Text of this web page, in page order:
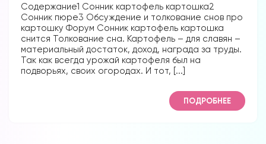
Содержание1 Сонник картофель картошка2
Сонник пюре3 Обсуждение и толкование снов про
картошку Форум Сонник картофель картошка
снится Толкование сна. Картофель – для славян –
материальный достаток, доход, награда за труды.
Так как всегда урожай картофеля был на
подворьях, своих огородах. И тот, [...]
ПОДРОБНЕЕ